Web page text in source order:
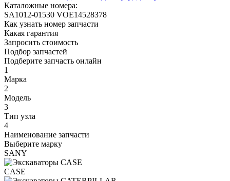
Каталожные номера:
SA1012-01530 VOE14528378
Как узнать номер запчасти
Какая гарантия
Запросить стоимость
Подбор запчастей
Подберите запчасть онлайн
1
Марка
2
Модель
3
Тип узла
4
Наименование запчасти
Выберите марку
SANY
CASE